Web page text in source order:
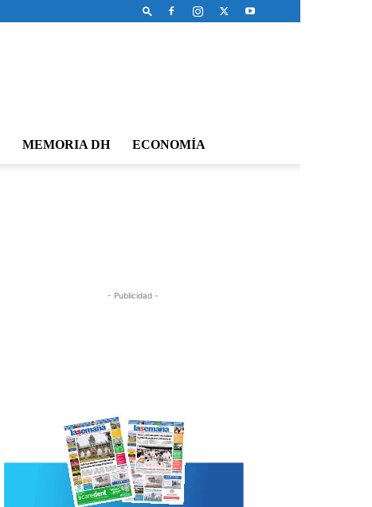
MEMORIA DH ECONOMÍA
- Publicidad -